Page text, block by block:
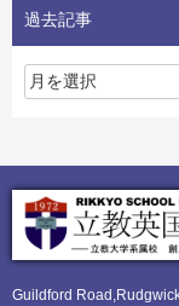
過去記事
Guildford